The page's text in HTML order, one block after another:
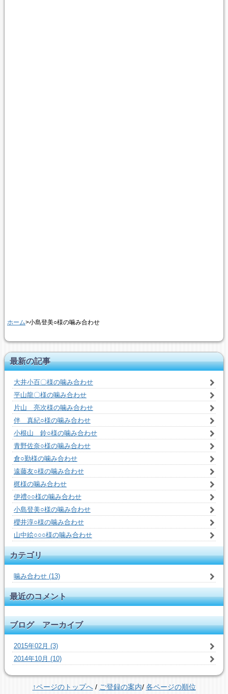
ホーム>小島登美○様の噛み合わせ
最新の記事
大井小百〇様の噛み合わせ
平山龍〇様の噛み合わせ
片山 亮次様の噛み合わせ
伴 真紀○様の噛み合わせ
小根山 鈴○様の噛み合わせ
青野佐奈○様の噛み合わせ
倉○勤様の噛み合わせ
遠藤友○様の噛み合わせ
梶様の噛み合わせ
伊禮○○様の噛み合わせ
小島登美○様の噛み合わせ
櫻井淳○様の噛み合わせ
山中絵○○○様の噛み合わせ
カテゴリ
噛み合わせ (13)
最近のコメント
ブログ アーカイブ
2015年02月 (3)
2014年10月 (10)
↑ページのトップへ/ ご登録の案内/ 各ページの順位